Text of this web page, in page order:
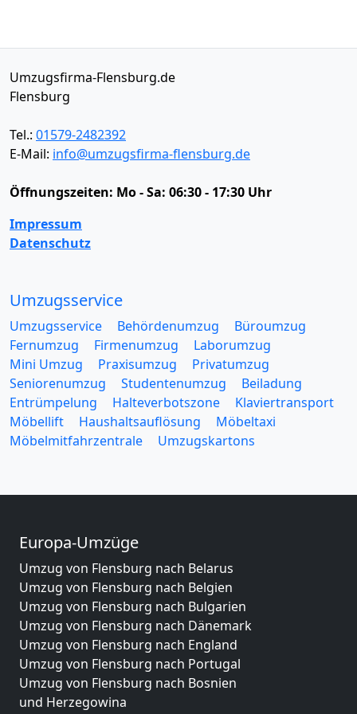
Umzugsfirma-Flensburg.de
Flensburg
Tel.: 01579-2482392
E-Mail: info@umzugsfirma-flensburg.de
Öffnungszeiten: Mo - Sa: 06:30 - 17:30 Uhr
Impressum
Datenschutz
Umzugsservice
Umzugsservice Behördenumzug
Büroumzug
Fernumzug
Firmenumzug
Laborumzug
Mini Umzug
Praxisumzug
Privatumzug
Seniorenumzug
Studentenumzug
Beiladung
Entrümpelung
Halteverbotszone
Klaviertransport
Möbellift
Haushaltsauflösung
Möbeltaxi
Möbelmitfahrzentrale
Umzugskartons
Europa-Umzüge
Umzug von Flensburg nach Belarus
Umzug von Flensburg nach Belgien
Umzug von Flensburg nach Bulgarien
Umzug von Flensburg nach Dänemark
Umzug von Flensburg nach England
Umzug von Flensburg nach Portugal
Umzug von Flensburg nach Bosnien
und Herzegowina